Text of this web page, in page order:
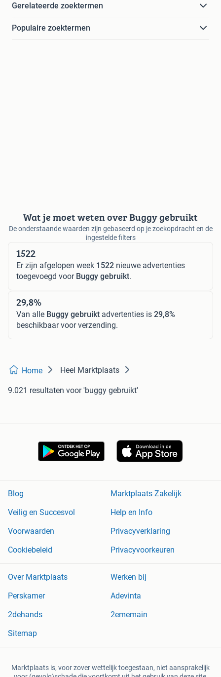
Gerelateerde zoektermen
Populaire zoektermen
Wat je moet weten over Buggy gebruikt
De onderstaande waarden zijn gebaseerd op je zoekopdracht en de
ingestelde filters
1522
Er zijn afgelopen week 1522 nieuwe advertenties
toegevoegd voor Buggy gebruikt.
29,8%
Van alle Buggy gebruikt advertenties is 29,8%
beschikbaar voor verzending.
Home Heel Marktplaats
9.021 resultaten voor 'buggy gebruikt'
Blog
Marktplaats Zakelijk
Veilig en Succesvol
Help en Info
Voorwaarden
Privacyverklaring
Cookiebeleid
Privacyvoorkeuren
Over Marktplaats
Werken bij
Perskamer
Adevinta
2dehands
2ememain
Sitemap
Marktplaats is, voor zover wettelijk toegestaan, niet aansprakelijk